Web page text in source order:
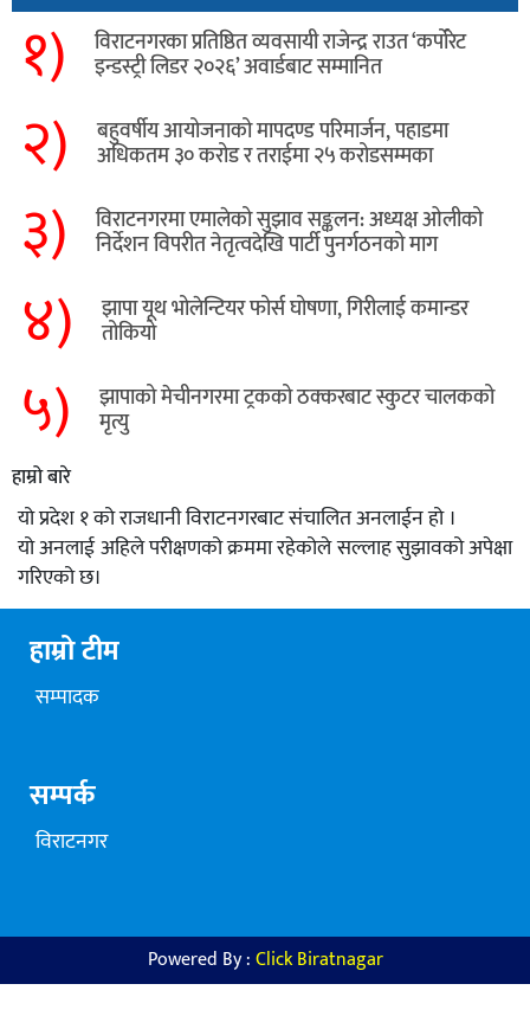
१) विराटनगरका प्रतिष्ठित व्यवसायी राजेन्द्र राउत ‘कर्पोरेट
इन्डस्ट्री लिडर २०२६’ अवार्डबाट सम्मानित
२) बहुवर्षीय आयोजनाको मापदण्ड परिमार्जन, पहाडमा
अधिकतम ३० करोड र तराईमा २५ करोडसम्मका
३) विराटनगरमा एमालेको सुझाव सङ्कलन: अध्यक्ष ओलीको
निर्देशन विपरीत नेतृत्वदेखि पार्टी पुनर्गठनको माग
४) झापा यूथ भोलेन्टियर फोर्स घोषणा, गिरीलाई कमान्डर
तोकियो
५) ​झापाको मेचीनगरमा ट्रकको ठक्करबाट स्कुटर चालकको
मृत्यु
हाम्रो बारे
यो प्रदेश १ को राजधानी विराटनगरबाट संचालित अनलाईन हो ।
यो अनलाई अहिले परीक्षणको क्रममा रहेकोले सल्लाह सुझावको अपेक्षा
गरिएको छ।
हाम्रो टीम
सम्पादक
सम्पर्क
विराटनगर
Powered By :Click Biratnagar